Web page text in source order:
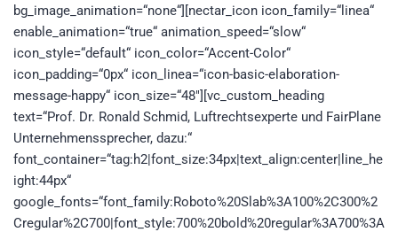
bg_image_animation=“none“][nectar_icon icon_family=“linea“
enable_animation=“true“ animation_speed=“slow“
icon_style=“default“ icon_color=“Accent-Color“
icon_padding=“0px“ icon_linea=“icon-basic-elaboration-
message-happy“ icon_size=“48″][vc_custom_heading
text=“Prof. Dr. Ronald Schmid, Luftrechtsexperte und FairPlane
Unternehmenssprecher, dazu:“
font_container=“tag:h2|font_size:34px|text_align:center|line_he
ight:44px“
google_fonts=“font_family:Roboto%20Slab%3A100%2C300%2
Cregular%2C700|font_style:700%20bold%20regular%3A700%3A